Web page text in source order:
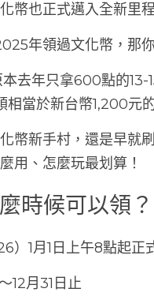
幣也正式邁入全新里程
年領過文化幣，那
本去年只拿600點的
當於新台幣1,200元
幣新手村，還是早就
用、怎麼玩最划算！
時候可以領？
）1月1日上午8點起正
12月31日止